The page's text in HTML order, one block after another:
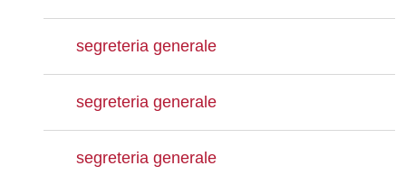
segreteria generale
segreteria generale
segreteria generale